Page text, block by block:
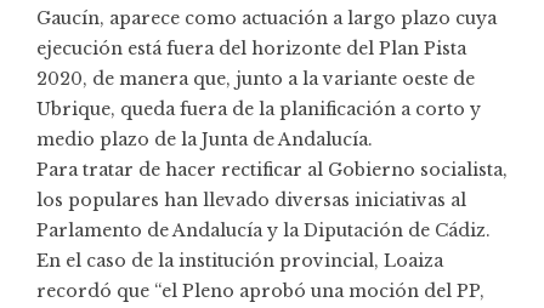
Gaucín, aparece como actuación a largo plazo cuya
ejecución está fuera del horizonte del Plan Pista
2020, de manera que, junto a la variante oeste de
Ubrique, queda fuera de la planificación a corto y
medio plazo de la Junta de Andalucía.
Para tratar de hacer rectificar al Gobierno socialista,
los populares han llevado diversas iniciativas al
Parlamento de Andalucía y la Diputación de Cádiz.
En el caso de la institución provincial, Loaiza
recordó que “el Pleno aprobó una moción del PP,